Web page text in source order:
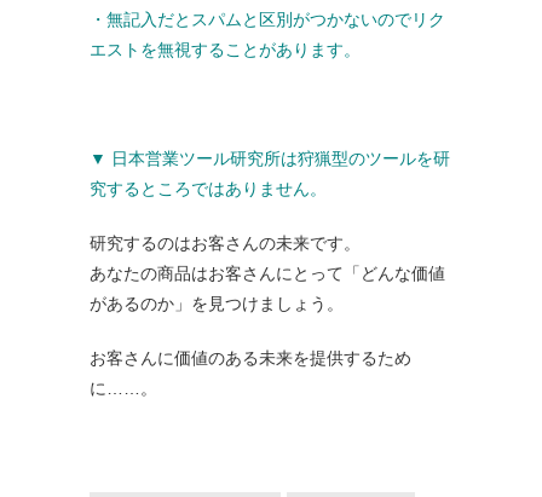
・無記入だとスパムと区別がつかないのでリク
エストを無視することがあります。
▼ 日本営業ツール研究所は狩猟型のツールを研
究するところではありません。
研究するのはお客さんの未来です。
あなたの商品はお客さんにとって「どんな価値
があるのか」を見つけましょう。
お客さんに価値のある未来を提供するため
に……。